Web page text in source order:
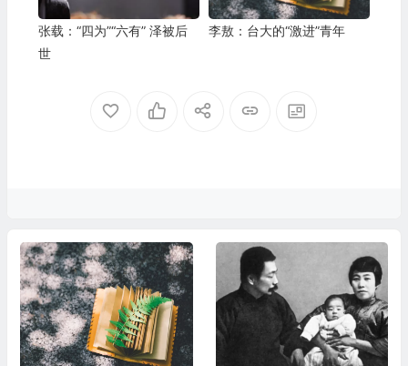
张载：“四为”“六有” 泽被后
世
李敖：台大的“激进”青年